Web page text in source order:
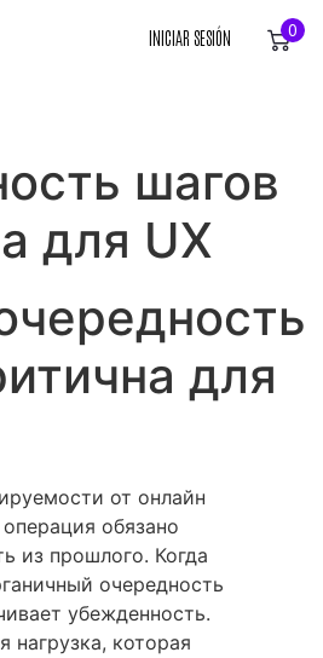
INICIAR SESIÓN 0
шагов
для UX
для
от онлайн
обязано
из прошлого. Когда
очередность
убежденность.
нагрузка, которая